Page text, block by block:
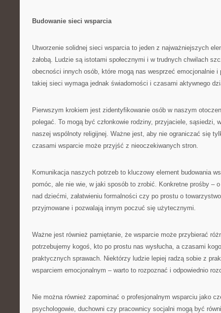
Budowanie sieci wsparcia
Utworzenie solidnej sieci wsparcia to jeden z najważniejszych
żałobą. Ludzie są istotami społecznymi i w trudnych chwilach
obecności innych osób, które mogą nas wesprzeć emocjonalnie i
takiej sieci wymaga jednak świadomości i czasami aktywnego
Pierwszym krokiem jest zidentyfikowanie osób w naszym
polegać. To mogą być członkowie rodziny, przyjaciele, sąsiedzi,
naszej wspólnoty religijnej. Ważne jest, aby nie ograniczać się
czasami wsparcie może przyjść z nieoczekiwanych stron.
Komunikacja naszych potrzeb to kluczowy element budowania
pomóc, ale nie wie, w jaki sposób to zrobić. Konkretne prośby –
nad dziećmi, załatwieniu formalności czy po prostu o
przyjmowane i pozwalają innym poczuć się użytecznymi.
Ważne jest również pamiętanie, że wsparcie może przybierać
potrzebujemy kogoś, kto po prostu nas wysłucha, a czasami
praktycznych sprawach. Niektórzy ludzie lepiej radzą sobie z
wsparciem emocjonalnym – warto to rozpoznać i odpowiednio
Nie można również zapominać o profesjonalnym wsparciu jako
psychologowie, duchowni czy pracownicy socjalni mogą być